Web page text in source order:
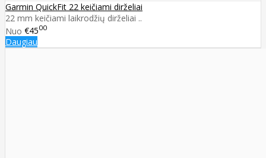
Garmin QuickFit 22 keičiami dirželiai
22 mm keičiami laikrodžių dirželiai ..
Nuo €4500
Daugiau